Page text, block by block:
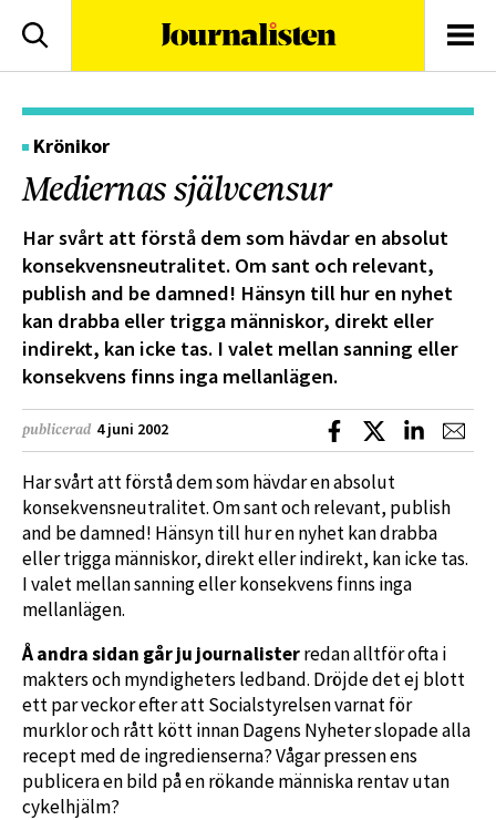
Sök
Krönikor
Mediernas självcensur
Har svårt att förstå dem som hävdar en absolut
konsekvensneutralitet. Om sant och relevant,
publish and be damned! Hänsyn till hur en nyhet
kan drabba eller trigga människor, direkt eller
indirekt, kan icke tas. I valet mellan sanning eller
konsekvens finns inga mellanlägen.
publicerad 4 juni 2002 Dela på Facebook
Dela på XDela på
Har svårt att förstå dem som hävdar en absolut
konsekvensneutralitet. Om sant och relevant, publish
and be damned! Hänsyn till hur en nyhet kan drabba
eller trigga människor, direkt eller indirekt, kan icke tas.
I valet mellan sanning eller konsekvens finns inga
mellanlägen.
Å andra sidan går ju journalisterredan alltför ofta i
makters och myndigheters ledband. Dröjde det ej blott
ett par veckor efter att Socialstyrelsen varnat för
murklor och rått kött innan Dagens Nyheter slopade alla
recept med de ingredienserna? Vågar pressen ens
publicera en bild på en rökande människa rentav utan
cykelhjälm?